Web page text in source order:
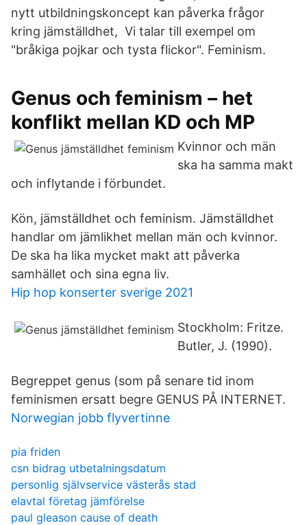
nytt utbildningskoncept kan påverka frågor
kring jämställdhet, Vi talar till exempel om
"bråkiga pojkar och tysta flickor". Feminism.
Genus och feminism – het
konflikt mellan KD och MP
Kvinnor och män
ska ha samma makt
och inflytande i förbundet.
Kön, jämställdhet och feminism. Jämställdhet
handlar om jämlikhet mellan män och kvinnor.
De ska ha lika mycket makt att påverka
samhället och sina egna liv.
Hip hop konserter sverige 2021
Stockholm: Fritze.
Butler, J. (1990).
Begreppet genus (som på senare tid inom
feminismen ersatt begre GENUS PÅ INTERNET.
Norwegian jobb flyvertinne
pia friden
csn bidrag utbetalningsdatum
personlig självservice västerås stad
elavtal företag jämförelse
paul gleason cause of death